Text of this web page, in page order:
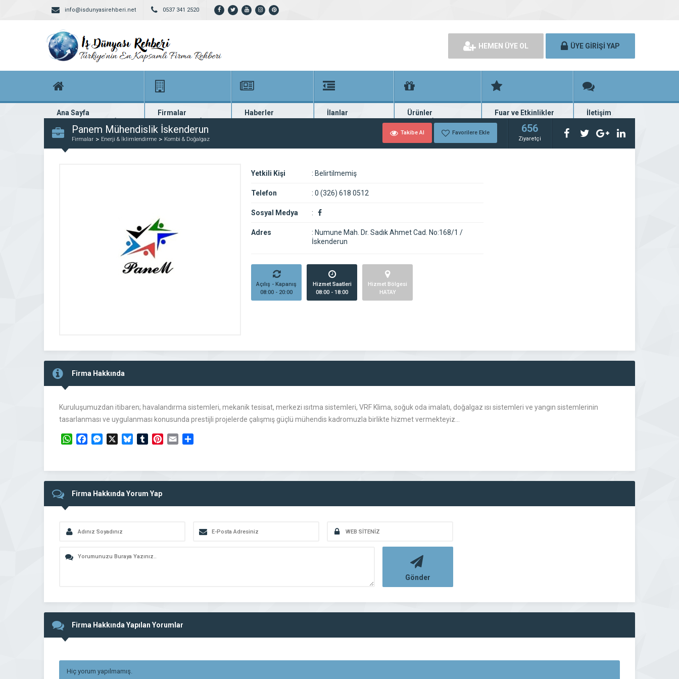
info@isdunyasirehberi.net 0537 341 2520
HEMEN ÜYE OL ÜYE GİRİŞİ YAP
Ana Sayfa
Firma rehberi ana sayfanız
Firmalar
Yüzlerce kayıtlı firma
Haberler
En güncel haberler
İlanlar
Güncel seri ilanlar
Ürünler
Binlerce firma ürünü
Fuar ve Etkinlikler
Fuar ve etkinlik planları
İletişim
Bize ulaşın
Panem Mühendislik İskenderun
Firmalar Enerji & İklimlendirme Kombi & Doğalgaz
Takibe Al Favorilere Ekle 656
Ziyaretçi
Yetkili Kişi : Belirtilmemiş
Telefon : 0 (326) 618 0512
Sosyal Medya :
Adres : Numune Mah. Dr. Sadık Ahmet Cad. No:168/1 /
İskenderun
Açılış - Kapanış
08:00 - 20:00
Hizmet Saatleri
08:00 - 18:00
Hizmet Bölgesi
HATAY
Firma Hakkında
Kuruluşumuzdan itibaren; havalandırma sistemleri, mekanik tesisat, merkezi ısıtma sistemleri, VRF Klima, soğuk oda imalatı, doğalgaz ısı sistemleri ve yangın sistemlerinin
tasarlanması ve uygulanması konusunda prestijli projelerde çalışmış güçlü mühendis kadromuzla birlikte hizmet vermekteyiz…
WhatsAppFacebookMessengerBlueskyTumblrPinterest
Email
Firma Hakkında Yorum Yap
Gönder
Firma Hakkında Yapılan Yorumlar
Hiç yorum yapılmamış.